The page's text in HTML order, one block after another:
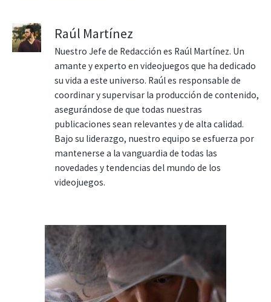
Raúl Martínez
Nuestro Jefe de Redacción es Raúl Martínez. Un
amante y experto en videojuegos que ha dedicado
su vida a este universo. Raúl es responsable de
coordinar y supervisar la producción de contenido,
asegurándose de que todas nuestras
publicaciones sean relevantes y de alta calidad.
Bajo su liderazgo, nuestro equipo se esfuerza por
mantenerse a la vanguardia de todas las
novedades y tendencias del mundo de los
videojuegos.